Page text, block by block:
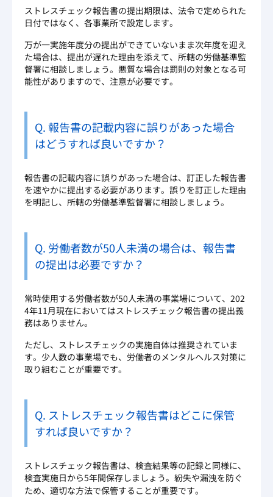
ストレスチェック報告書の提出期限は、法令で定められた
日付ではなく、各事業所で設定します。
万が一実施年度分の提出ができていないまま次年度を迎え
た場合は、提出が遅れた理由を添えて、所轄の労働基準監
督署に相談しましょう。悪質な場合は罰則の対象となる可
能性がありますので、注意が必要です。
Q. 報告書の記載内容に誤りがあった場合
はどうすれば良いですか？
報告書の記載内容に誤りがあった場合は、訂正した報告書
を速やかに提出する必要があります。誤りを訂正した理由
を明記し、所轄の労働基準監督署に相談しましょう。
Q. 労働者数が50人未満の場合は、報告書
の提出は必要ですか？
常時使用する労働者数が50人未満の事業場について、202
4年11月現在においてはストレスチェック報告書の提出義
務はありません。
ただし、ストレスチェックの実施自体は推奨されていま
す。少人数の事業場でも、労働者のメンタルヘルス対策に
取り組むことが重要です。
Q. ストレスチェック報告書はどこに保管
すれば良いですか？
ストレスチェック報告書は、検査結果等の記録と同様に、
検査実施日から5年間保存しましょう。紛失や漏洩を防ぐ
ため、適切な方法で保管することが重要です。